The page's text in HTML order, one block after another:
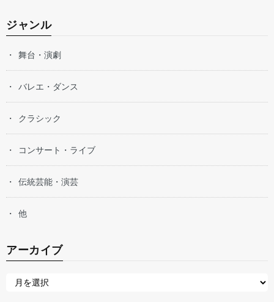
ジャンル
舞台・演劇
バレエ・ダンス
クラシック
コンサート・ライブ
伝統芸能・演芸
他
アーカイブ